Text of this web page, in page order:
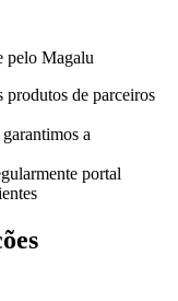
pelo Magalu
produtos de parceiros
a
portal